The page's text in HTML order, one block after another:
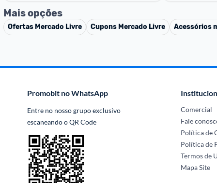
Mais opções
Ofertas Mercado Livre Cupons Mercado Livre Acessórios
Promobit no WhatsApp
Entre no nosso grupo exclusivo
escaneando o QR Code
Comercial
Fale
Política de
Política de
Termos de
Mapa Site